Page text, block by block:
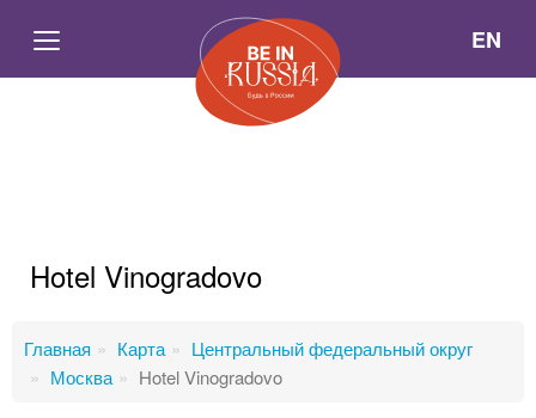
EN
Hotel Vinogradovo
Главная Карта
Центральный федеральный округ
Москва
Hotel Vinogradovo